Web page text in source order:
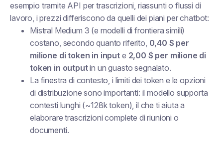
esempio tramite API per trascrizioni, riassunti o flussi di
lavoro, i prezzi differiscono da quelli dei piani per chatbot:
Mistral Medium 3 (e modelli di frontiera simili)
costano, secondo quanto riferito, 0,40 $ per
milione di token in input e 2,00 $ per milione di
token in outputin un guasto segnalato.
La finestra di contesto, i limiti dei token e le opzioni
di distribuzione sono importanti: il modello supporta
contesti lunghi (~128k token), il che ti aiuta a
elaborare trascrizioni complete di riunioni o
documenti.